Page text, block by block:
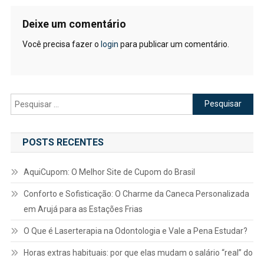
Deixe um comentário
Você precisa fazer o login para publicar um comentário.
Pesquisar
por:
POSTS RECENTES
AquiCupom: O Melhor Site de Cupom do Brasil
Conforto e Sofisticação: O Charme da Caneca Personalizada
em Arujá para as Estações Frias
O Que é Laserterapia na Odontologia e Vale a Pena Estudar?
Horas extras habituais: por que elas mudam o salário “real” do